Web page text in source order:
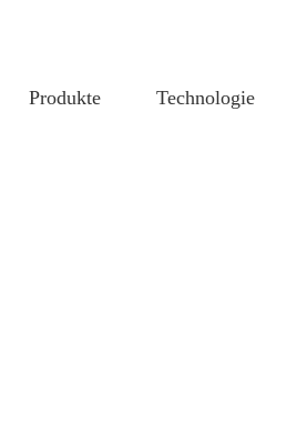
Produkte Technologie